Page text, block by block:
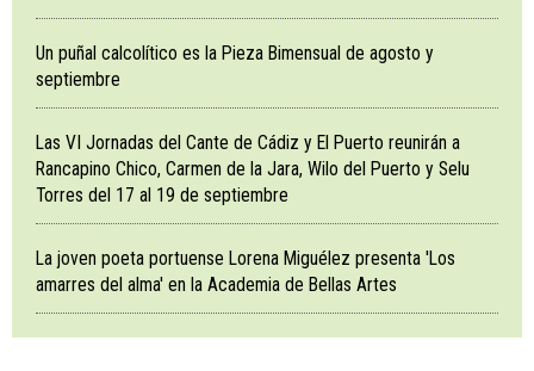
Un puñal calcolítico es la Pieza Bimensual de agosto y
septiembre
Las VI Jornadas del Cante de Cádiz y El Puerto reunirán a
Rancapino Chico, Carmen de la Jara, Wilo del Puerto y Selu
Torres del 17 al 19 de septiembre
La joven poeta portuense Lorena Miguélez presenta 'Los
amarres del alma' en la Academia de Bellas Artes